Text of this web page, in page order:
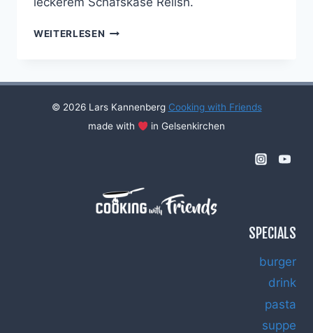
WEITERLESEN ORIENTALISCHE
ELISH M
IT A
ÜRZREIS
© 2026 Lars Kannenberg Cooking with Friends
made with
in Gelsenkirchen
SPECIALS
burger
drink
pasta
suppe